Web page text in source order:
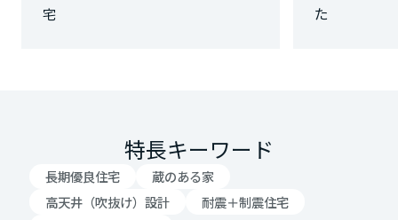
宅
た
特長キーワード
長期優良住宅
蔵のある家
高天井（吹抜け）設計
耐震＋制震住宅
兵庫県
中国・四国エリア